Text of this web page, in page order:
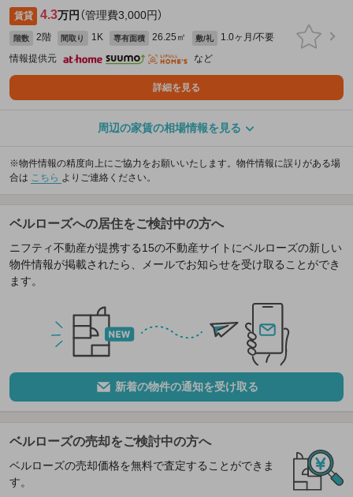
賃貸 4.3万円 （管理費3,000円）
階数 2階 間取り 1K 専有面積 26.25㎡ 敷/礼
1.0ヶ月/不要
情報提供元
など
詳細を見る
周辺の家賃の相場情報を見る
※物件情報の精度向上にご協力をお願いいたします。物件情報に誤りがある場
合は こちら よりご連絡ください。
ベルローズへの居住をご検討中の方へ
ニフティ不動産が提携する15の不動産サイトにベルローズの新しい
物件情報が掲載されたら、メールでお知らせを受け取ることができ
ます。
新着の物件の通知を受け取る
ベルローズの売却をご検討中の方へ
ベルローズの売却価格を無料で査定することができま
す。